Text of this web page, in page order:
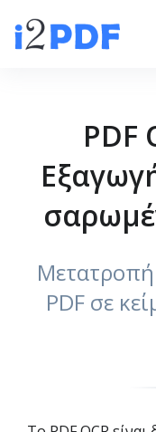
PDF
PDF σε